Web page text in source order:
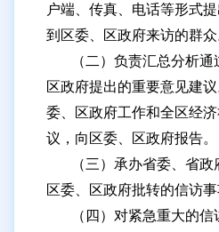
历下区文化和旅游局
历下区卫生健康局
历下区医疗保障局
历下区退役军人事务局
历下区泉城路街道办事处
历下区大明湖街道办事处
户端、传真、电话等形式
到区委、区政府来访的群众
（二）负责汇总分析通
区政府提出的重要意见建
委、区政府工作和全区经
议，向区委、区政府报告。
（三）承办省委、省
区委、区政府批转的信访事
（四）对紧急重大的